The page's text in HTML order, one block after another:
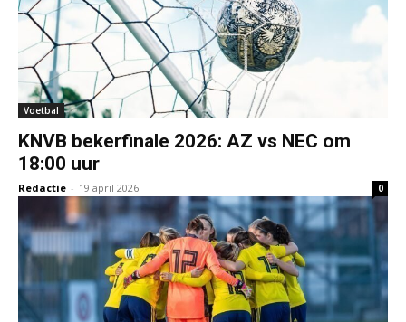
Voetbal
KNVB bekerfinale 2026: AZ vs NEC om
18:00 uur
Redactie - 19 april 2026 0